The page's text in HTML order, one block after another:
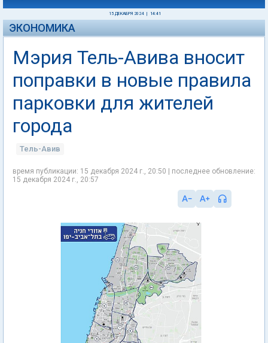
15 ДЕКАБРЯ 2024 14:41
ЭКОНОМИКА
Мэрия Тель-Авива вносит
поправки в новые правила
парковки для жителей
города
Тель-Авив
время публикации: 15 декабря 2024 г., 20:50 | последнее обновление:
15 декабря 2024 г., 20:57